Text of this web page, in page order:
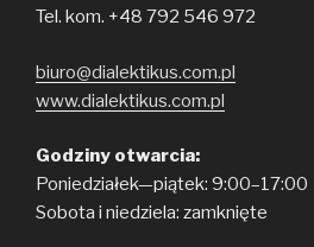
Tel. kom. +48 792 546 972
biuro@dialektikus.com.pl
www.dialektikus.com.pl
Godziny otwarcia:
Poniedziałek—piątek: 9:00–17:00
Sobota i niedziela: zamknięte